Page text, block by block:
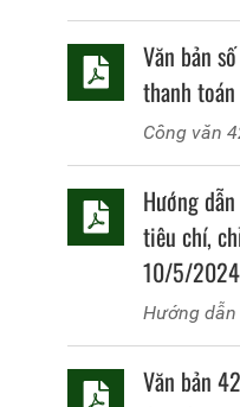
Văn bản
thanh
Công văn
Hướng
tiêu chí,
10/5/2024
chí xã
mới nâng
thông
Hướng dẫn
Văn bản